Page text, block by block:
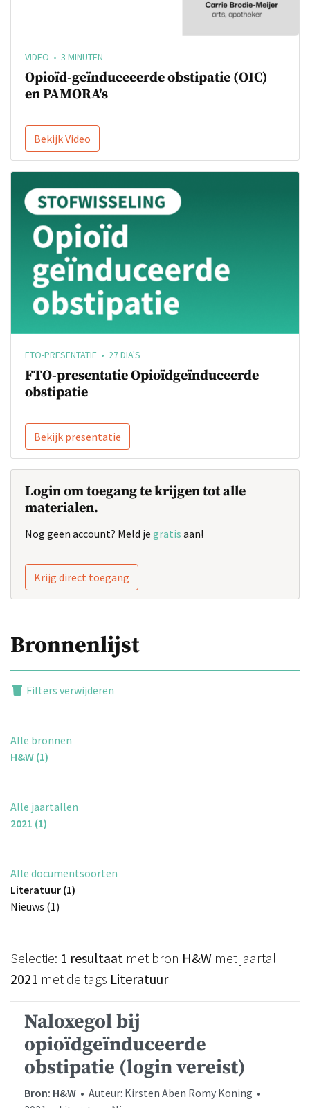
VIDEO • 3 MINUTEN
Opioïd-geïnduceeerde obstipatie (OIC)
en PAMORA's
Bekijk Video
FTO-PRESENTATIE • 27 DIA'S
FTO-presentatie Opioïdgeïnduceerde
obstipatie
Bekijk presentatie
Login om toegang te krijgen tot alle
materialen.
Nog geen account? Meld je gratis aan!
Krijg direct toegang
Bronnenlijst
Filters verwijderen
Alle bronnen
H&W (1)
Alle jaartallen
2021 (1)
Alle documentsoorten
Literatuur (1)
Nieuws (1)
Selectie: 1 resultaat met bron H&W met jaartal
2021 met de tags Literatuur
Naloxegol bij
opioïdgeïnduceerde
obstipatie (login vereist)
Bron: H&W • Auteur: Kirsten Aben Romy Koning •